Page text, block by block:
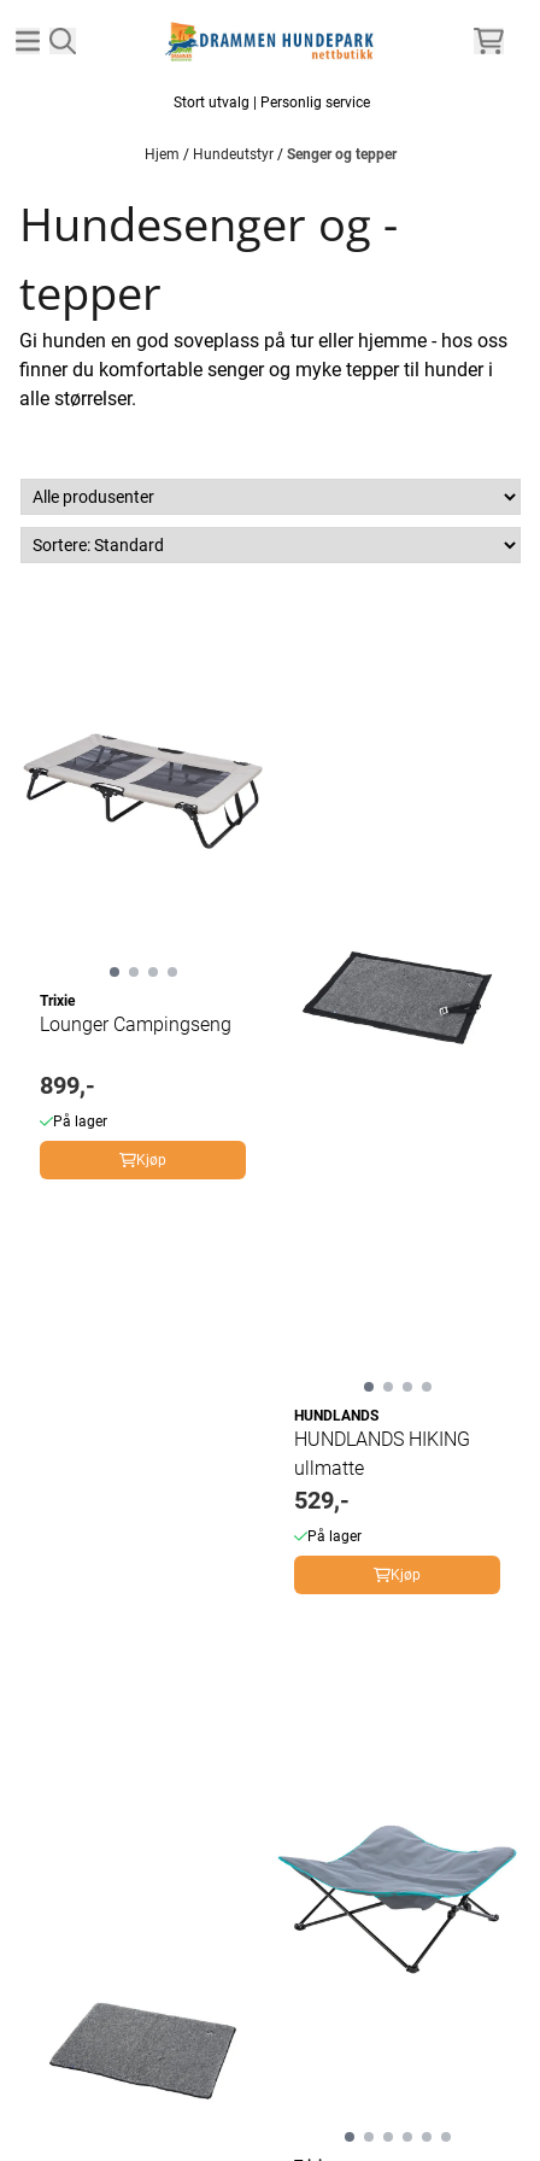
Hopp til innhold
Stort utvalg | Personlig service
Hjem / Hundeutstyr / Senger og tepper
Hundesenger og -
tepper
Gi hunden en god soveplass på tur eller hjemme - hos oss
finner du komfortable senger og myke tepper til hunder i
alle størrelser.
Trixie
Lounger Campingseng
899,-
På lager
Kjøp
HUNDLANDS
HUNDLANDS HIKING
ullmatte
529,-
På lager
Kjøp